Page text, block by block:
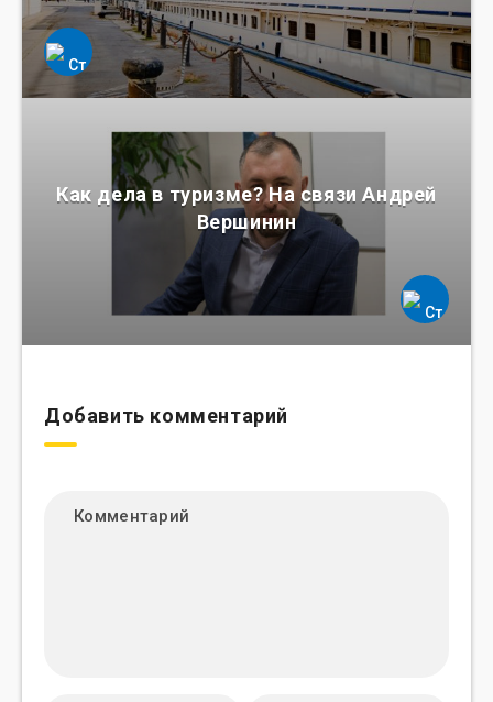
Как дела в туризме? На связи Андрей
Вершинин
Добавить комментарий